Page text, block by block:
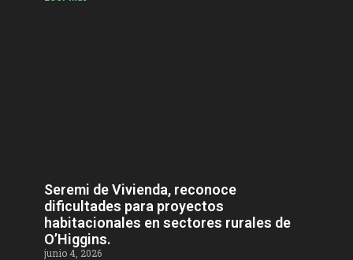
Seremi de Vivienda, reconoce
dificultades para proyectos
habitacionales en sectores rurales de
O’Higgins.
junio 4, 2026